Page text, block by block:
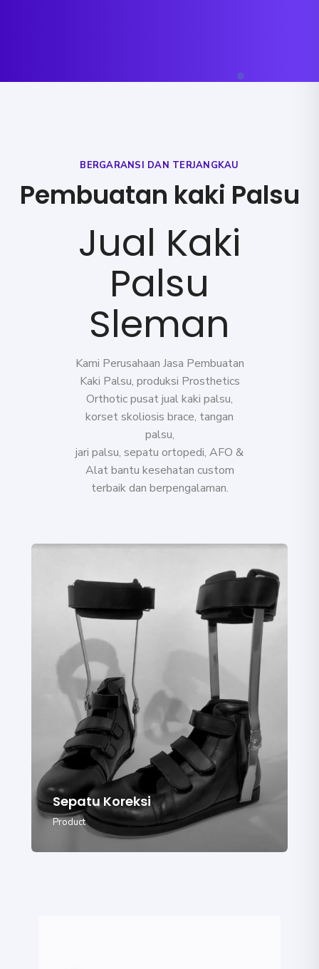
BERGARANSI DAN TERJANGKAU
Pembuatan kaki Palsu
Jual Kaki
Palsu
Sleman
Kami Perusahaan Jasa Pembuatan
Kaki Palsu, produksi Prosthetics
Orthotic pusat jual kaki palsu,
korset skoliosis brace, tangan
palsu,
jari palsu, sepatu ortopedi, AFO &
Alat bantu kesehatan custom
terbaik dan berpengalaman.
Sepatu Koreksi
Product